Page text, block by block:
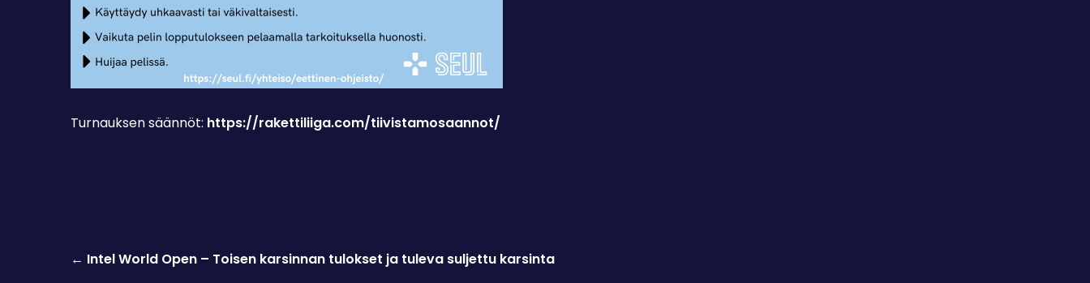
Turnauksen säännöt: https://rakettiliiga.com/tiivistamosaannot/
navigation
← Intel World Open – Toisen karsinnan tulokset ja tuleva suljettu karsinta